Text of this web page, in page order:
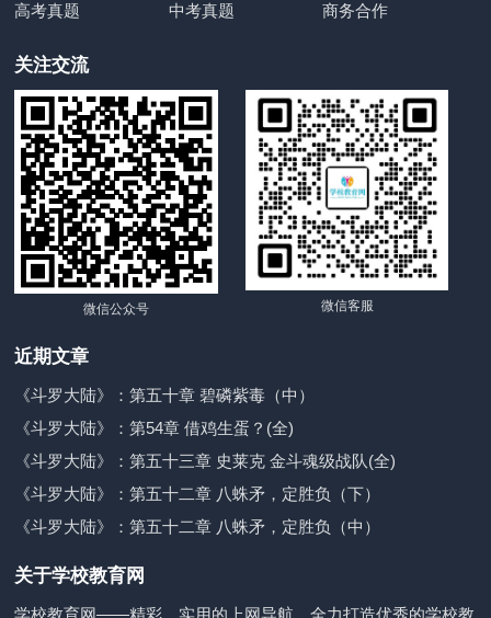
高考真题
中考真题 商务合作
关注交流
微信公众号 微信客服
近期文章
《斗罗大陆》：第五十章 碧磷紫毒（中）
《斗罗大陆》：第54章 借鸡生蛋？(全)
《斗罗大陆》：第五十三章 史莱克 金斗魂级战队(全)
《斗罗大陆》：第五十二章 八蛛矛，定胜负（下）
《斗罗大陆》：第五十二章 八蛛矛，定胜负（中）
关于学校教育网
学校教育网——精彩、实用的上网导航，全力打造优秀的学校教